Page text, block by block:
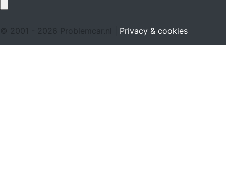
© 2001 - 2026 Problemcar.nl | Privacy & cookies